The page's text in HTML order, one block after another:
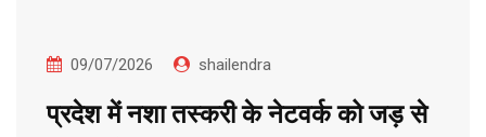
09/07/2026 shailendra
प्रदेश में नशा तस्करी के नेटवर्क को जड़ से